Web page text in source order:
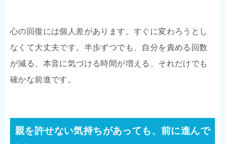
心の回復には個人差があります。すぐに変わろうとし
なくて大丈夫です。半歩ずつでも、自分を責める回数
が減る、本音に気づける時間が増える、それだけでも
確かな前進です。
親を許せない気持ちがあっても、前に進んで